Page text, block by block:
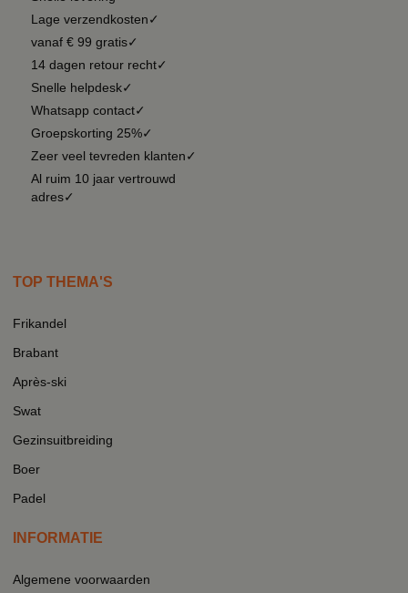
Lage verzendkosten✓
vanaf € 99 gratis✓
14 dagen retour recht✓
Snelle helpdesk✓
Whatsapp contact✓
Groepskorting 25%✓
Zeer veel tevreden klanten✓
Al ruim 10 jaar vertrouwd
adres✓
TOP THEMA'S
Frikandel
Brabant
Après-ski
Swat
Gezinsuitbreiding
Boer
Padel
INFORMATIE
Algemene voorwaarden